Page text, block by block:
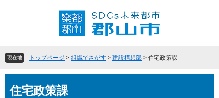
頭
す
飛
し
現在地 トップページ > 組織でさがす > 建設構想部 > 住宅政策課
文住宅政策課